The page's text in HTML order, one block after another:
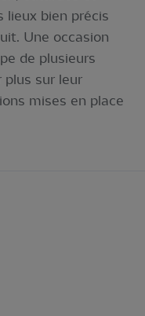
lieux bien précis
Une occasion
de plusieurs
plus sur leur
mises en place